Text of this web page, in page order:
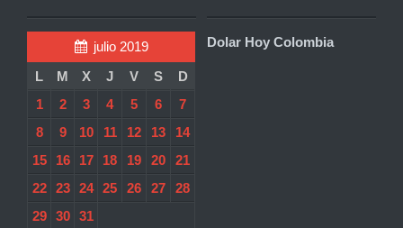
julio 2019
L
M X J V S
D
1
2 3 4 5 6
7
8
9 10 11 12 13
14
15
16 17 18 19 20
21
22
23 24 25 26 27
28
29
30
31
Dolar Hoy Colombia